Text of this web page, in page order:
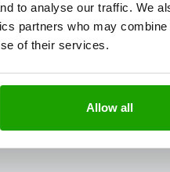
to analyse our traffic. We
partners who may combine
of their services.
Allow all
© OTTO CHEMIE,